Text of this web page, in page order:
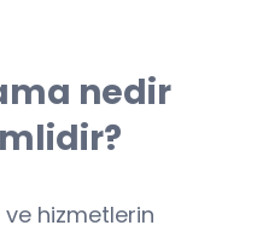
nedir
hizmetlerin